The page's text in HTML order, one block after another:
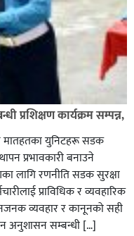
गरेपछि जिल्लाका
प्रशिक्षण कार्यक्रम सम्पन्न,
र मातहतका युनिटहरू सडक
प्रभावकारी बनाउने
लागि रणनीति सडक सुरक्षा
प्राविधिक र व्यवहारिक
व्यवहार र कानूनको सही
अनुशासन सम्बन्धी […]